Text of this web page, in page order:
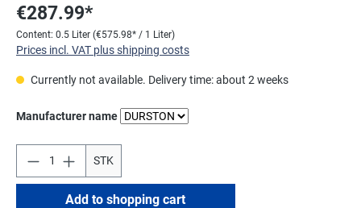
€287.99*
Content: 0.5 Liter (€575.98* / 1 Liter)
Prices incl. VAT plus shipping costs
Currently not available. Delivery time: about 2 weeks
Select
Manufacturer name
STK
Add to shopping cart